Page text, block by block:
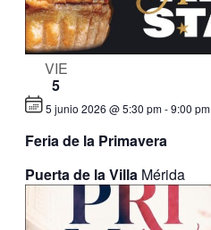
VIE
5
Feria de la Primavera
5 junio 2026 @ 5:30 pm-9:00 pm
Puerta de la Villa Mérida